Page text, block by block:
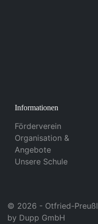
Informationen
Förderverein
Organisation &
Angebote
Unsere Schule
© 2026 - Otfried-
by Dupp GmbH